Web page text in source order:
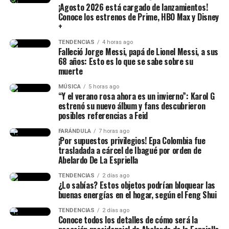
¡Agosto 2026 está cargado de lanzamientos!
Conoce los estrenos de Prime, HBO Max y Disney
+
TENDENCIAS 4 horas ago
Falleció Jorge Messi, papá de Lionel Messi, a sus
68 años: Esto es lo que se sabe sobre su
muerte
MÚSICA 5 horas ago
“Y el verano rosa ahora es un invierno”: Karol G
estrenó su nuevo álbum y fans descubrieron
posibles referencias a Feid
FARÁNDULA 7 horas ago
¡Por supuestos privilegios! Epa Colombia fue
trasladada a cárcel de Ibagué por orden de
Abelardo De La Espriella
TENDENCIAS 2 días ago
¿Lo sabías? Estos objetos podrían bloquear las
buenas energías en el hogar, según el Feng Shui
TENDENCIAS 2 días ago
Conoce todos los detalles de cómo será la